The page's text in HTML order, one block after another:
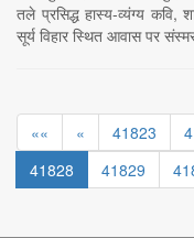
तले प्रसिद्ध हास्य-व्यंग्य कवि,
सूर्य विहार स्थित आवास पर
«« « 41823
41828
41829